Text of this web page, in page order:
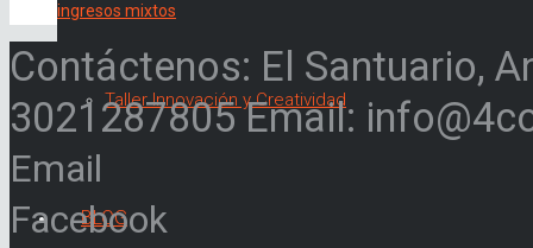
Taller Innovación y Creatividad
BLOG
ingresos mixtos
Contáctenos: El Santuario,
3021287805 Email:
Email
Facebook